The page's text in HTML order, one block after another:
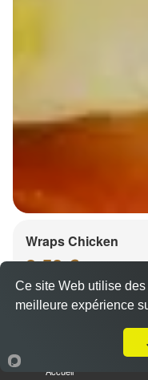
Wraps Chicken
8.50 €
Accueil
Ce site Web utilise
meilleure expérience